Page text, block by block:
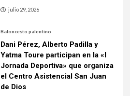
julio 29, 2026
Baloncesto palentino
Dani Pérez, Alberto Padilla y
Yatma Toure participan en la «I
Jornada Deportiva» que organiza
el Centro Asistencial San Juan
de Dios